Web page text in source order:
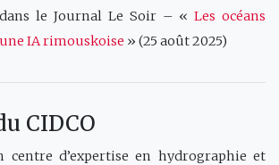
le Journal Le Soir – « Les océans
IA rimouskoise » (25 août 2025)
CIDCO
centre d’expertise en hydrographie et